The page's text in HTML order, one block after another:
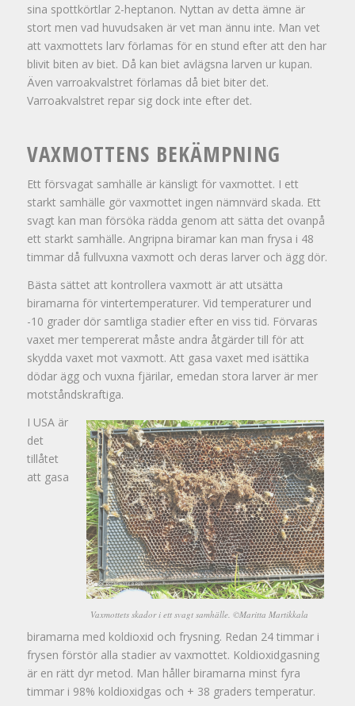
sina spottkörtlar 2-heptanon. Nyttan av detta ämne är
stort men vad huvudsaken är vet man ännu inte. Man vet
att vaxmottets larv förlamas för en stund efter att den har
blivit biten av biet. Då kan biet avlägsna larven ur kupan.
Även varroakvalstret förlamas då biet biter det.
Varroakvalstret repar sig dock inte efter det.
VAXMOTTENS BEKÄMPNING
Ett försvagat samhälle är känsligt för vaxmottet. I ett
starkt samhälle gör vaxmottet ingen nämnvärd skada. Ett
svagt kan man försöka rädda genom att sätta det ovanpå
ett starkt samhälle. Angripna biramar kan man frysa i 48
timmar då fullvuxna vaxmott och deras larver och ägg dör.
Bästa sättet att kontrollera vaxmott är att utsätta
biramarna för vintertemperaturer. Vid temperaturer und
-10 grader dör samtliga stadier efter en viss tid. Förvaras
vaxet mer tempererat måste andra åtgärder till för att
skydda vaxet mot vaxmott. Att gasa vaxet med isättika
dödar ägg och vuxna fjärilar, emedan stora larver är mer
motståndskraftiga.
Vaxmottets skador i ett svagt samhälle. ©Maritta Martikkala
I USA är
det
tillåtet
att gasa
biramarna med koldioxid och frysning. Redan 24 timmar i
frysen förstör alla stadier av vaxmottet. Koldioxidgasning
är en rätt dyr metod. Man håller biramarna minst fyra
timmar i 98% koldioxidgas och + 38 graders temperatur.